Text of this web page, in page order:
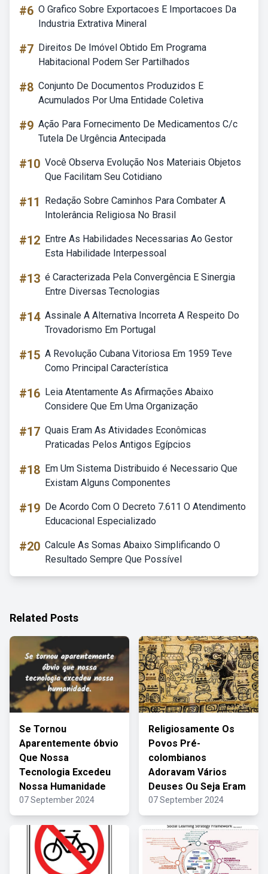
#6 O Grafico Sobre Exportacoes E Importacoes Da
Industria Extrativa Mineral
#7 Direitos De Imóvel Obtido Em Programa
Habitacional Podem Ser Partilhados
#8 Conjunto De Documentos Produzidos E
Acumulados Por Uma Entidade Coletiva
#9 Ação Para Fornecimento De Medicamentos C/c
Tutela De Urgência Antecipada
#10 Você Observa Evolução Nos Materiais Objetos
Que Facilitam Seu Cotidiano
#11
Redação Sobre Caminhos Para Combater A
Intolerância Religiosa No Brasil
#12 Entre As Habilidades Necessarias Ao Gestor
Esta Habilidade Interpessoal
#13 é Caracterizada Pela Convergência E Sinergia
Entre Diversas Tecnologias
#14 Assinale A Alternativa Incorreta A Respeito Do
Trovadorismo Em Portugal
#15 A Revolução Cubana Vitoriosa Em 1959 Teve
Como Principal Característica
#16 Leia Atentamente As Afirmações Abaixo
Considere Que Em Uma Organização
#17 Quais Eram As Atividades Econômicas
Praticadas Pelos Antigos Egípcios
#18 Em Um Sistema Distribuido é Necessario Que
Existam Alguns Componentes
#19 De Acordo Com O Decreto 7.611 O Atendimento
Educacional Especializado
#20 Calcule As Somas Abaixo Simplificando O
Resultado Sempre Que Possível
Related Posts
Se Tornou
Aparentemente óbvio
Que Nossa
Tecnologia Excedeu
Nossa Humanidade
07 September 2024
Religiosamente Os
Povos Pré-
colombianos
Adoravam Vários
Deuses Ou Seja Eram
07 September 2024